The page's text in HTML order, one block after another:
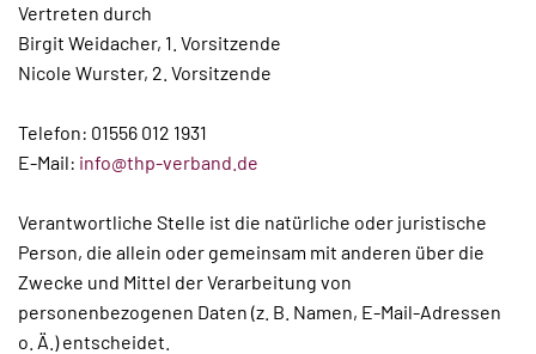
Vertreten durch
Birgit Weidacher, 1. Vorsitzende
Nicole Wurster, 2. Vorsitzende
Telefon: 01556 012 1931
E-Mail: info@thp-verband.de
Verantwortliche Stelle ist die natürliche oder juristische
Person, die allein oder gemeinsam mit anderen über die
Zwecke und Mittel der Verarbeitung von
personenbezogenen Daten (z. B. Namen, E-Mail-Adressen
o. Ä.) entscheidet.